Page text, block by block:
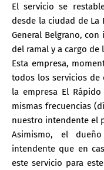
El servicio se
desde la ciudad de
General Belgrano,
del ramal y a cargo de
Esta empresa,
todos los servicios de
la empresa El
mismas frecuencias
nuestro intendente el
Asimismo, el
intendente que en
este servicio para